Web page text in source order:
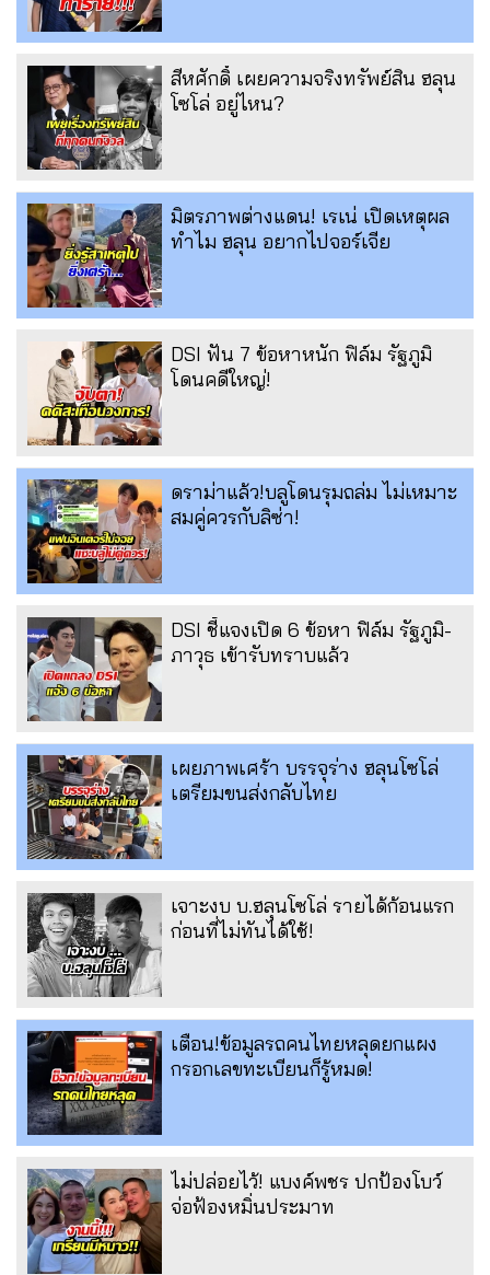
สีหศักดิ์ เผยความจริงทรัพย์สิน ฮลุน
โซโล่ อยู่ไหน?
มิตรภาพต่างแดน! เรเน่ เปิดเหตุผล
ทำไม ฮลุน อยากไปจอร์เจีย
DSI ฟัน 7 ข้อหาหนัก ฟิล์ม รัฐภูมิ
โดนคดีใหญ่!
ดราม่าแล้ว!บลูโดนรุมถล่ม ไม่เหมาะ
สมคู่ควรกับลิซ่า!
DSI ชี้แจงเปิด 6 ข้อหา ฟิล์ม รัฐภูมิ-
ภาวุธ เข้ารับทราบแล้ว
เผยภาพเศร้า บรรจุร่าง ฮลุนโซโล่
เตรียมขนส่งกลับไทย
เจาะงบ บ.ฮลุนโซโล่ รายได้ก้อนแรก
ก่อนที่ไม่ทันได้ใช้!
เตือน!ข้อมูลรถคนไทยหลุดยกแผง
กรอกเลขทะเบียนก็รู้หมด!
ไม่ปล่อยไว้! แบงค์พชร ปกป้องโบว์
จ่อฟ้องหมิ่นประมาท